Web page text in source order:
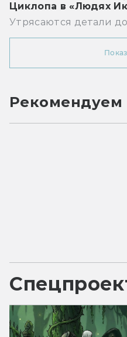
Циклопа в «Людях
Утрясаются детали
Рекомендуем